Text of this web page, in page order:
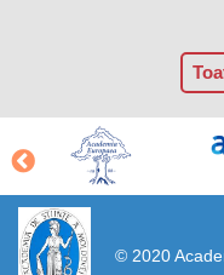
© 2020
https://propletenie.ru/